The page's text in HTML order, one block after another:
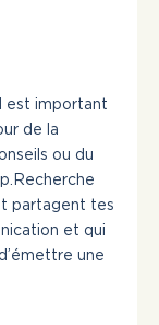
est important
de la
ou du
partagent tes
et qui
une